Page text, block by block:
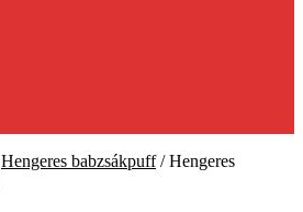
Hengeres babzsákpuff/Hengeres